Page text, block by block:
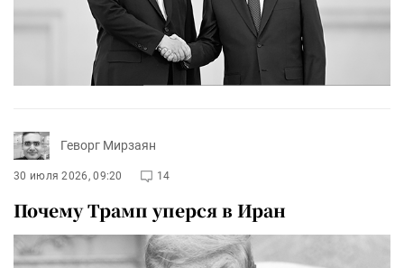
Геворг Мирзаян
30 июля 2026, 09:20 14
Почему Трамп уперся в Иран